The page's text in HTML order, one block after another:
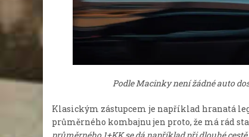
Podle Macinky není žádné auto
Klasickým zástupcem je například hranatá
průměrného kombajnu jen proto, že má rád